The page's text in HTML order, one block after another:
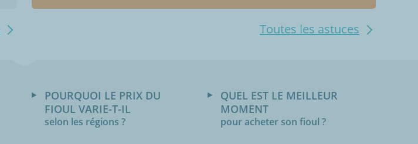
Toutes les astuces
POURQUOI LE PRIX DU
FIOUL VARIE-T-IL
selon les régions ?
QUEL EST LE MEILLEUR
MOMENT
pour acheter son fioul ?